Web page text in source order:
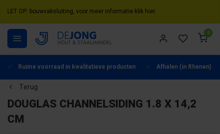
LET OP: bouwvaksluiting, voor meer informatie klik hier.
0
Ruime voorraad in kwalitatieve producten Afhalen (in Rhenen)
Terug
DOUGLAS CHANNELSIDING 1.8 X 14,2
CM